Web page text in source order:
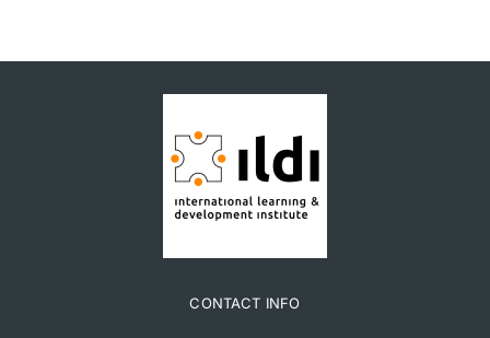
CONTACT INFO